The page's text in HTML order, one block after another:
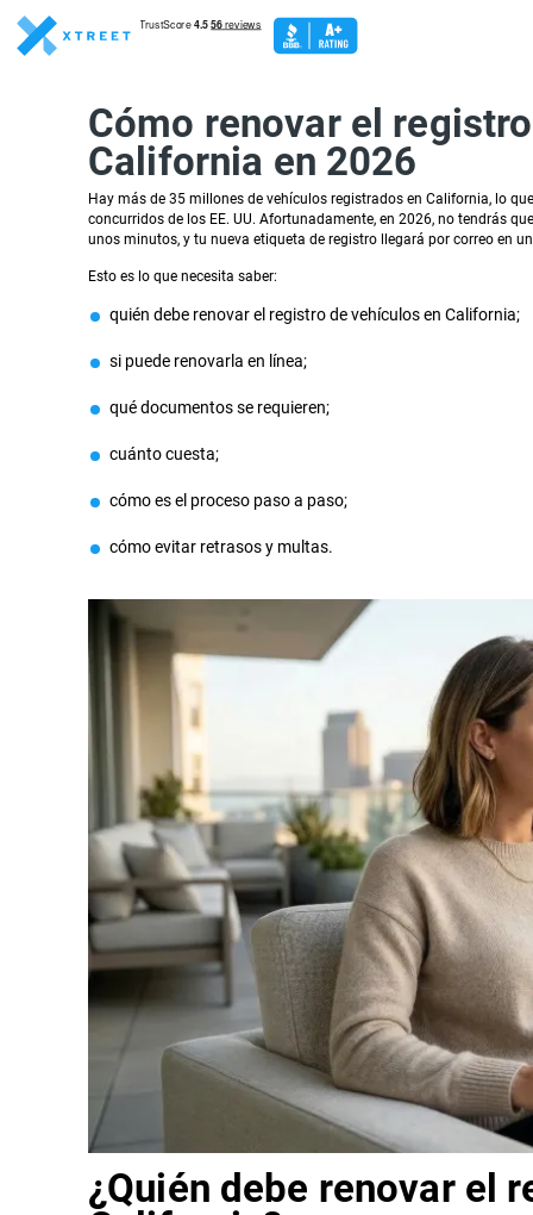
Cómo renovar el
California en 2026
Hay más de 35 millones de vehículos registrados en California, lo
concurridos de los EE. UU. Afortunadamente, en 2026, no tendrás
unos minutos, y tu nueva etiqueta de registro llegará por correo en
Esto es lo que necesita saber:
quién debe renovar el registro de vehículos en California;
si puede renovarla en línea;
qué documentos se requieren;
cuánto cuesta;
cómo es el proceso paso a paso;
cómo evitar retrasos y multas.
¿Quién debe renovar el